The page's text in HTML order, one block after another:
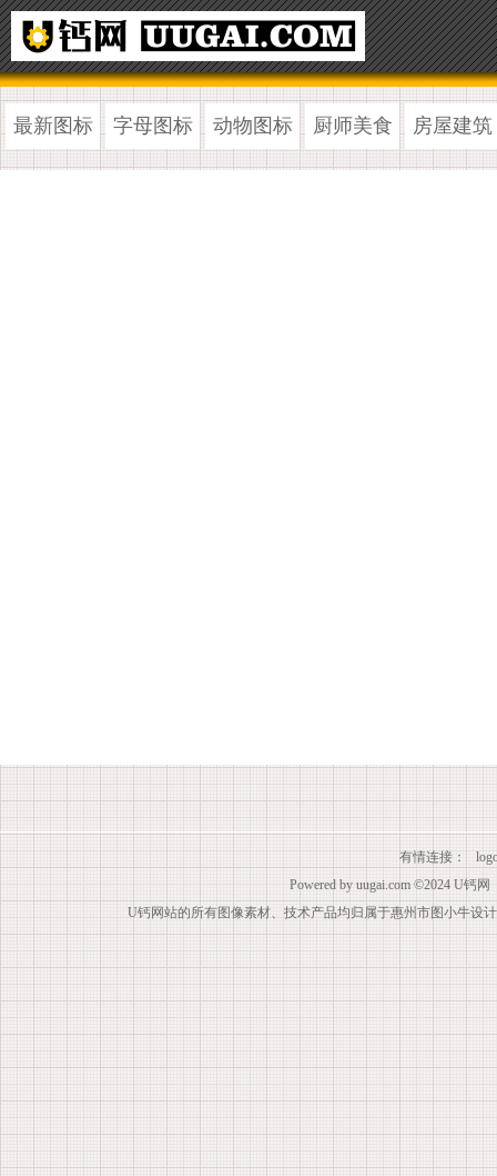
最新图标 字母图标 动物图标 厨师美食 房屋建筑
有情连接：
Powered by uugai.com ©2024 U钙网
U钙网站的所有图像素材、技术产品均归属于惠州市图小牛设